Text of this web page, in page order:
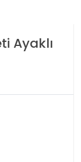
Ayaklı